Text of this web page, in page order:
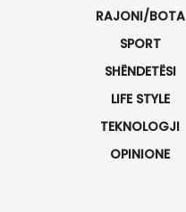
RAJONI/BOTA
SPORT
SHËNDETËSI
LIFE STYLE
TEKNOLOGJI
OPINIONE